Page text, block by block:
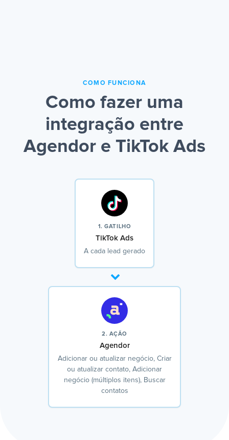
COMO FUNCIONA
Como fazer uma
integração entre
Agendor e TikTok Ads
1. GATILHO
TikTok Ads
A cada lead gerado
2. AÇÃO
Agendor
Adicionar ou atualizar negócio, Criar
ou atualizar contato, Adicionar
negócio (múltiplos itens), Buscar
contatos